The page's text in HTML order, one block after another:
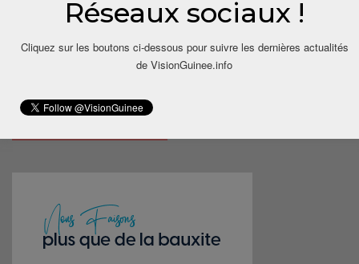
Réseaux sociaux !
Cliquez sur les boutons ci-dessous pour suivre les dernières actualités
de VisionGuinee.info